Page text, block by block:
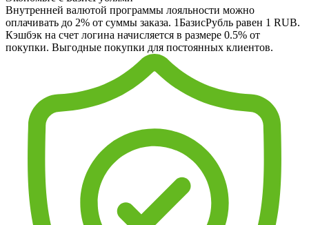
Внутренней валютой программы лояльности можно
оплачивать до 2% от суммы заказа. 1БазисРубль равен 1 RUB.
Кэшбэк на счет логина начисляется в размере 0.5% от
покупки. Выгодные покупки для постоянных клиентов.